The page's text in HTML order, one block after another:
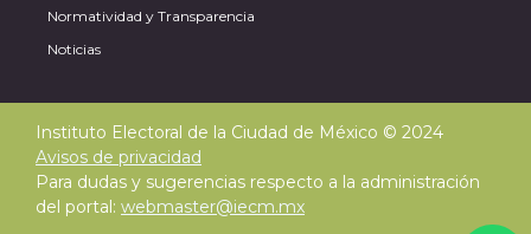
Normatividad y Transparencia
Noticias
Instituto Electoral de la Ciudad de México © 2024
Avisos de privacidad
Para dudas y sugerencias respecto a la administración
del portal: webmaster@iecm.mx